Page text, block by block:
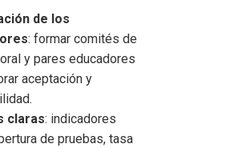
de los
: formar comités de
y pares educadores
aceptación y
claras: indicadores
de pruebas, tasa